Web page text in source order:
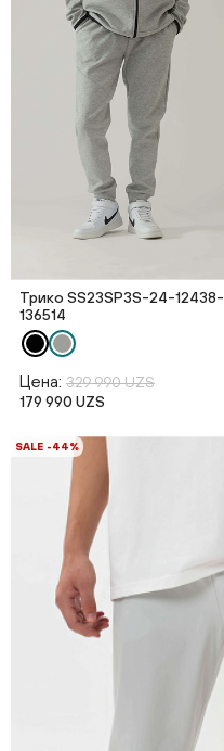
Трико SS23SP3S-24-12438-
136514
Цена: 329 990 UZS
179 990 UZS
SALE -44%